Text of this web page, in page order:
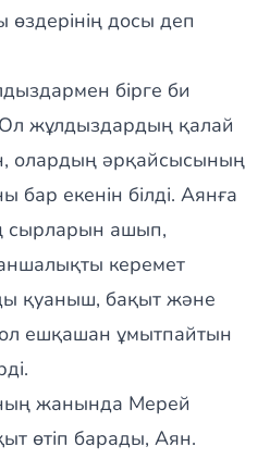
досы деп
бірге би
жұлдыздардың қалай
олардың әрқайсысының
бар екенін білді. Аянға
сырларын ашып,
керемет
қуаныш, бақыт және
ол ешқашан ұмытпайтын
жанында Мерей
өтіп барады, Аян.